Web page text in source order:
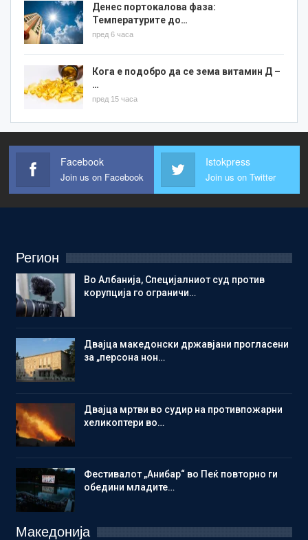
Денес портокалова фаза:
Температурите до…
пред 6 часа
Кога е подобро да се зема витамин Д –
…
пред 15 часа
Facebook
Join us on Facebook
Istokpress
Join us on Twitter
Регион
Во Албанија, Специјалниот суд против
корупција го ограничи…
Двајца македонски државјани прогласени
за „персона нон…
Двајца мртви во судир на противпожарни
хеликоптери во…
Фестивалот „Анибар“ во Пеќ повторно ги
обедини младите…
Македонија